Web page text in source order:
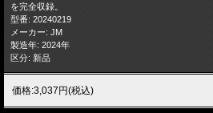
を完全収録。
型番: 20240219
メーカー: JM
製造年: 2024年
区分: 新品
価格:3,037円(税込)